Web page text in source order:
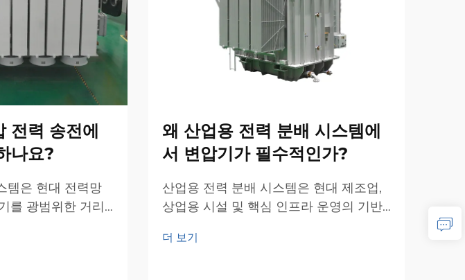
전력 송전에
나요?
템은 현대 전력망
를 광범위한 거리
의 중심에는 전력
왜 산업용 전력 분배 시스템에
서 변압기가 필수적인가?
산업용 전력 분배 시스템은 현대 제조업,
상업용 시설 및 핵심 인프라 운영의 기반
에는 안전하고 효율적이며 신뢰성 있는
더 보기
심